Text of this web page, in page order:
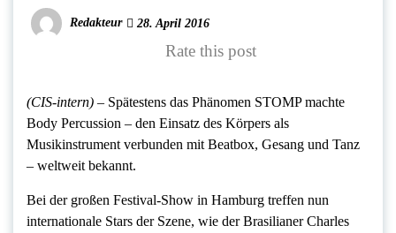
Redakteur 28. April 2016
Rate this post
(CIS-intern) – Spätestens das Phänomen STOMP machte
Body Percussion – den Einsatz des Körpers als
Musikinstrument verbunden mit Beatbox, Gesang und Tanz
– weltweit bekannt.
Bei der großen Festival-Show in Hamburg treffen nun
internationale Stars der Szene, wie der Brasilianer Charles